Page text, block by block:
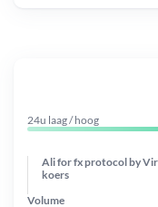
24u laag / hoog
Ali for fx protocol by
koers
Volume